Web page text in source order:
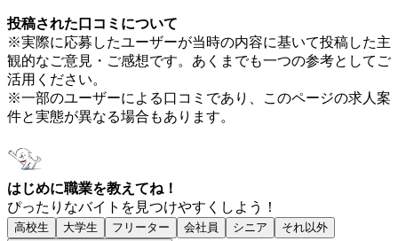
投稿された口コミについて
※実際に応募したユーザーが当時の内容に基いて投稿した主
観的なご意見・ご感想です。あくまでも一つの参考としてご
活用ください。
※一部のユーザーによる口コミであり、このページの求人案
件と実態が異なる場合もあります。
はじめに職業を教えてね！
ぴったりなバイトを見つけやすくしよう！
高校生 大学生 フリーター 会社員 シニア
それ以外